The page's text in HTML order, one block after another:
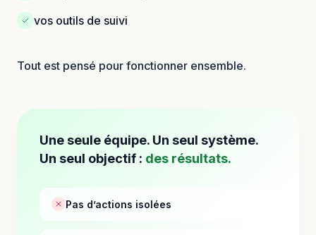
vos outils de suivi
Tout est pensé pour fonctionner ensemble.
Une seule équipe. Un seul système.
Un seul objectif : des résultats.
Pas d’actions isolées